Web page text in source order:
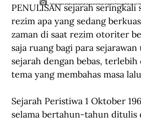
Tentara bersenjata mengangkut para terduga anggota Pemuda Rakyat, 10
PENULISAN sejarah seringkali
rezim apa yang sedang
zaman di saat rezim otoriter
saja ruang bagi para
sejarah dengan bebas,
tema yang membahas masa
Sejarah Peristiwa 1 Oktober
selama bertahun-tahun ditulis